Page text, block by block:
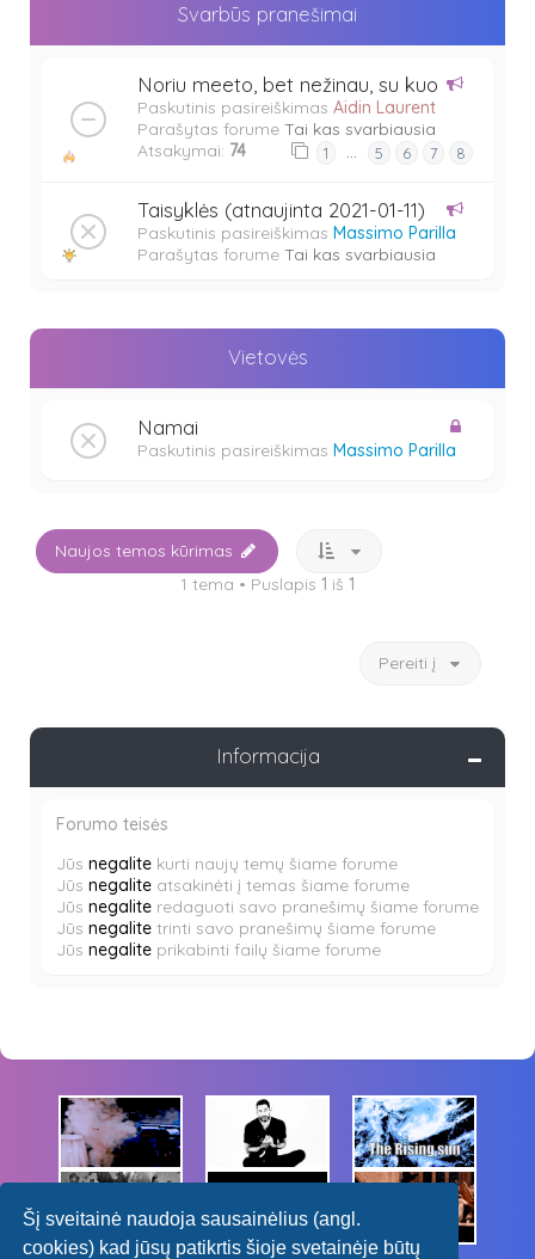
Šį sveitainė naudoja sausainėlius (angl.
cookies) kad jūsų patikrtis šioje svetainėje būtų
Svarbūs pranešimai
Noriu meeto, bet nežinau, su kuo
Paskutinis pasireiškimas Aidin Laurent
Parašytas forume Tai kas svarbiausia
Atsakymai: 74 1 … 5 6 7 8
Taisyklės (atnaujinta 2021-01-11)
Paskutinis pasireiškimas Massimo Parilla
Parašytas forume Tai kas svarbiausia
Vietovės
Namai
Paskutinis pasireiškimas Massimo Parilla
Naujos temos kūrimas
1 tema • Puslapis 1 iš 1
Pereiti į
Informacija
Forumo teisės
Jūs negalite kurti naujų temų šiame forume
Jūs negalite atsakinėti į temas šiame forume
Jūs negalite redaguoti savo pranešimų šiame forume
Jūs negalite trinti savo pranešimų šiame forume
Jūs negalite prikabinti failų šiame forume